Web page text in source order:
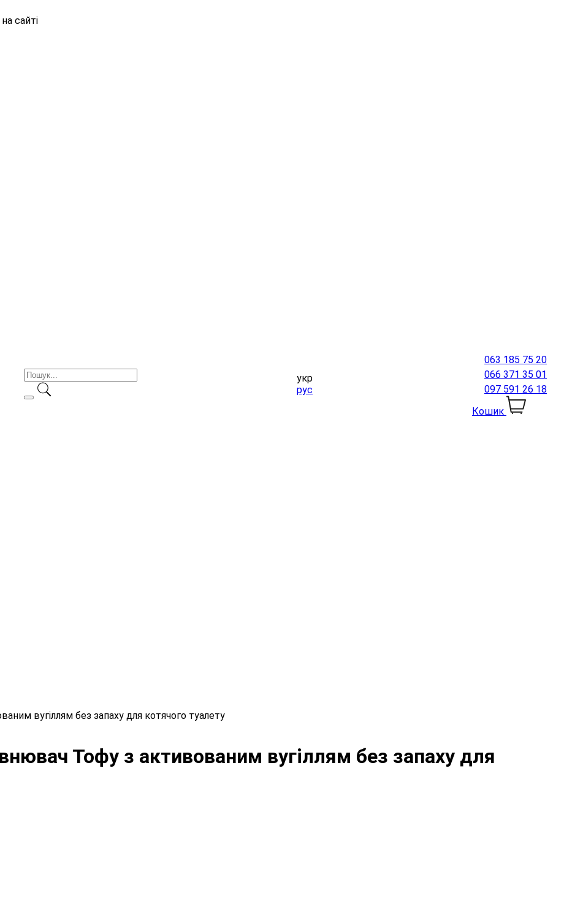
сайті
укр
рус
063 185 75 20
066 371 35 01
097 591 26 18
Кошик
вугіллям без запаху для котячого туалету
Тофу з активованим вугіллям без запаху для